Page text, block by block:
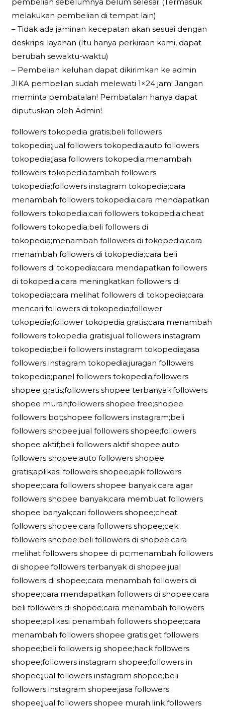
melakukan pembelian di tempat lain)
– Tidak ada jaminan kecepatan akan sesuai dengan
deskripsi layanan (Itu hanya perkiraan kami, dapat
berubah sewaktu-waktu)
– Pembelian keluhan dapat dikirimkan ke admin
JIKA pembelian sudah melewati 1×24 jam! Jangan
meminta pembatalan! Pembatalan hanya dapat
diputuskan oleh Admin!
followers tokopedia gratis;beli followers
tokopedia;jual followers tokopedia;auto followers
tokopedia;jasa followers tokopedia;menambah
followers tokopedia;tambah followers
tokopedia;followers instagram tokopedia;cara
menambah followers tokopedia;cara mendapatkan
followers tokopedia;cari followers tokopedia;cheat
followers tokopedia;beli followers di
tokopedia;menambah followers di tokopedia;cara
menambah followers di tokopedia;cara beli
followers di tokopedia;cara mendapatkan followers
di tokopedia;cara meningkatkan followers di
tokopedia;cara melihat followers di tokopedia;cara
mencari followers di tokopedia;follower
tokopedia;follower tokopedia gratis;cara menambah
followers tokopedia gratis;jual followers instagram
tokopedia;beli followers instagram tokopedia;jasa
followers instagram tokopedia;juragan followers
tokopedia;panel followers tokopedia;followers
shopee gratis;followers shopee terbanyak;followers
shopee murah;followers shopee free;shopee
followers bot;shopee followers instagram;beli
followers shopee;jual followers shopee;followers
shopee aktif;beli followers aktif shopee;auto
followers shopee;auto followers shopee
gratis;aplikasi followers shopee;apk followers
shopee;cara followers shopee banyak;cara agar
followers shopee banyak;cara membuat followers
shopee banyak;cari followers shopee;cheat
followers shopee;cara followers shopee;cek
followers shopee;beli followers di shopee;cara
melihat followers shopee di pc;menambah followers
di shopee;followers terbanyak di shopee;jual
followers di shopee;cara menambah followers di
shopee;cara mendapatkan followers di shopee;cara
beli followers di shopee;cara menambah followers
shopee;aplikasi penambah followers shopee;cara
menambah followers shopee gratis;get followers
shopee;beli followers ig shopee;hack followers
shopee;followers instagram shopee;followers in
shopee;jual followers instagram shopee;beli
followers instagram shopee;jasa followers
shopee;jual followers shopee murah;link followers